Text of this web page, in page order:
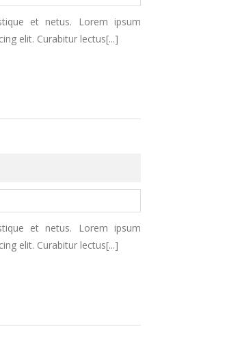
et netus. Lorem ipsum
elit. Curabitur lectus[...]
et netus. Lorem ipsum
elit. Curabitur lectus[...]